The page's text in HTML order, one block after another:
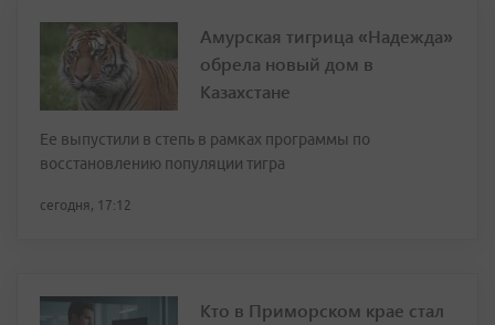
Амурская тигрица «Надежда»
обрела новый дом в
Казахстане
Ее выпустили в степь в рамках программы по
восстановлению популяции тигра
сегодня, 17:12
Кто в Приморском крае стал